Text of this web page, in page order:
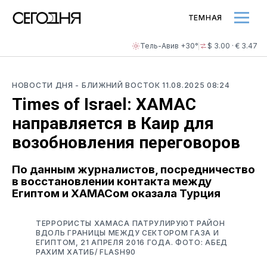
Тель-Авив +30° $ 3.00 · € 3.47
ТЕМНАЯ
НОВОСТИ ДНЯ - БЛИЖНИЙ ВОСТОК11.08.2025 08:24
Times of Israel: ХАМАС
направляется в Каир для
возобновления переговоров
По данным журналистов, посредничество
в восстановлении контакта между
Египтом и ХАМАСом оказала Турция
ТЕРРОРИСТЫ ХАМАСА ПАТРУЛИРУЮТ РАЙОН
ВДОЛЬ ГРАНИЦЫ МЕЖДУ СЕКТОРОМ ГАЗА И
ЕГИПТОМ, 21 АПРЕЛЯ 2016 ГОДА. ФОТО: АБЕД
РАХИМ ХАТИБ/ FLASH90